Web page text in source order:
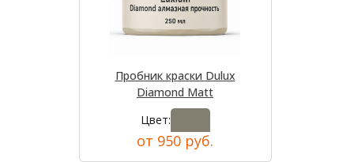
Пробник краски Dulux
Diamond Matt
Цвет:
от 950 руб.